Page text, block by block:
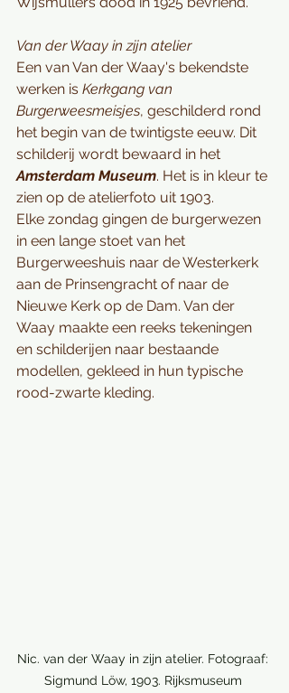
Van der Waay in zijn atelier
Een van Van der Waay's bekendste
werken is Kerkgang van
Burgerweesmeisjes, geschilderd rond
het begin van de twintigste eeuw. Dit
schilderij wordt bewaard in het
Amsterdam Museum. Het is in kleur te
zien op de atelierfoto uit 1903.
Elke zondag gingen de burgerwezen
in een lange stoet van het
Burgerweeshuis naar de Westerkerk
aan de Prinsengracht of naar de
Nieuwe Kerk op de Dam. Van der
Waay maakte een reeks tekeningen
en schilderijen naar bestaande
modellen, gekleed in hun typische
rood-zwarte kleding.
Nic. van der Waay in zijn atelier. Fotograaf:
Sigmund Löw, 1903. Rijksmuseum